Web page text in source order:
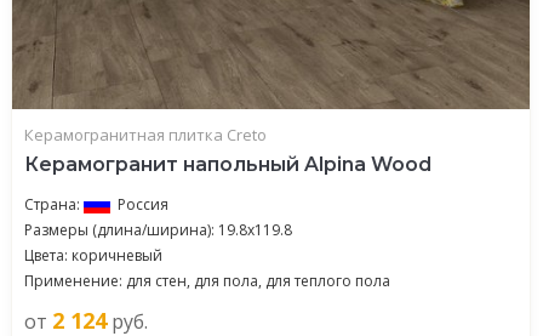
Керамогранитная плитка Creto
Керамогранит напольный Alpina Wood
Страна:
Россия
Размеры (длина/ширина): 19.8x119.8
Цвета: коричневый
Применение: для стен, для пола, для теплого пола
от 2 124руб.